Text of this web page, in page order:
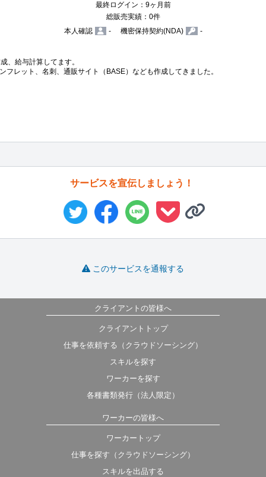
最終ログイン：9ヶ月前
総販売実績：0件
本人確認
- 機密保持契約(NDA) -
、給与計算してます。
フレット、名刺、通販サイト（BASE）なども作成してきました。
サービスを宣伝しましょう！
このサービスを通報する
クライアントの皆様へ
クライアントトップ
仕事を依頼する（クラウドソーシング）
スキルを探す
ワーカーを探す
各種書類発行（法人限定）
ワーカーの皆様へ
ワーカートップ
仕事を探す（クラウドソーシング）
スキルを出品する